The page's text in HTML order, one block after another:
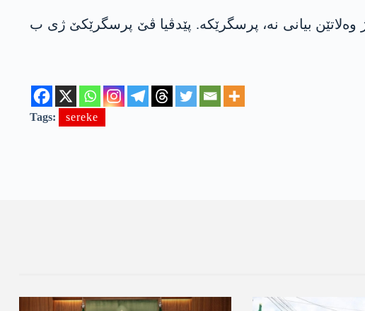
بیانی نە، پرسگرێکە. پێدڤیا ڤێ پرسگرێکێ ژی ب
Tags: sereke